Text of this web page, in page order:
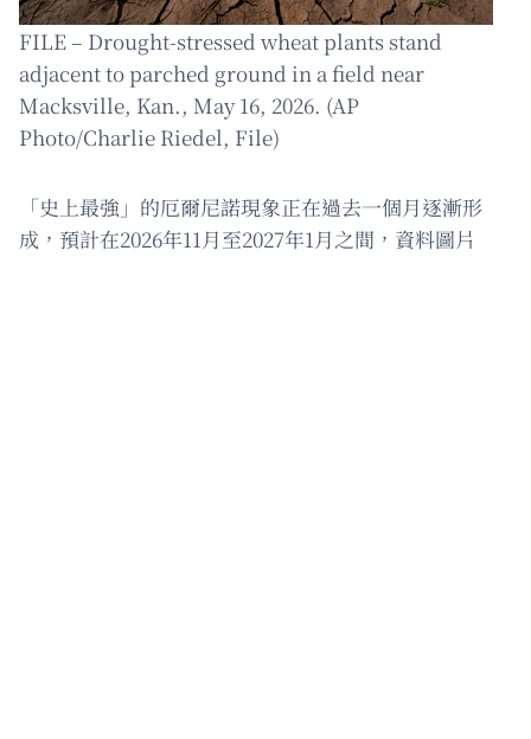
FILE – Drought-stressed wheat plants stand
adjacent to parched ground in a field near
Macksville, Kan., May 16, 2026. (AP
Photo/Charlie Riedel, File)
「史上最強」的厄爾尼諾現象正在過去一個月逐漸形
成，預計在2026年11月至2027年1月之間，資料圖片